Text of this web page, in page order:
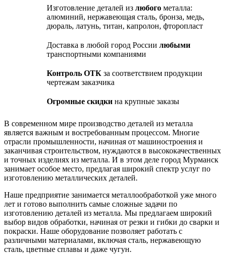
Изготовление деталей из любого металла:
алюминий, нержавеющая сталь, бронза, медь,
дюраль, латунь, титан, капролон, фторопласт
Доставка в любой город России любыми
транспортными компаниями
Контроль ОТК за соответствием продукции
чертежам заказчика
Огромные скидки на крупные заказы
В современном мире производство деталей из металла
является важным и востребованным процессом. Многие
отрасли промышленности, начиная от машиностроения и
заканчивая строительством, нуждаются в высококачественных
и точных изделиях из металла. И в этом деле город Мурманск
занимает особое место, предлагая широкий спектр услуг по
изготовлению металлических деталей.
Наше предприятие занимается металлообработкой уже много
лет и готово выполнить самые сложные задачи по
изготовлению деталей из металла. Мы предлагаем широкий
выбор видов обработки, начиная от резки и гибки до сварки и
покраски. Наше оборудование позволяет работать с
различными материалами, включая сталь, нержавеющую
сталь, цветные сплавы и даже чугун.